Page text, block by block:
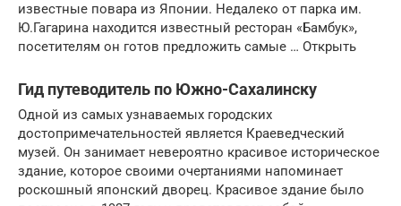
известные повара из Японии. Недалеко от парка им.
Ю.Гагарина находится известный ресторан «Бамбук»,
посетителям он готов предложить самые … Открыть
Гид путеводитель по Южно-Сахалинску
Одной из самых узнаваемых городских
достопримечательностей является Краеведческий
музей. Он занимает невероятно красивое историческое
здание, которое своими очертаниями напоминает
роскошный японский дворец. Красивое здание было